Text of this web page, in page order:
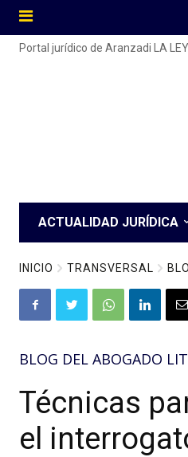
Portal jurídico de Aranzadi LA
ACTUALIDAD JURÍDICA
INICIO TRANSVERSAL
BLOG DEL ABOGADO
Técnicas
el